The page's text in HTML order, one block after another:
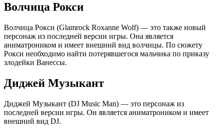
Волчица Рокси
Волчица Рокси (Glamrock Roxanne Wolf) — это также новый
персонаж из последней версии игры. Она является
аниматроником и имеет внешний вид волчицы. По сюжету
Рокси необходимо найти потерявшегося мальчика по приказу
злодейки Ванессы.
Диджей Музыкант
Диджей Музыкант (DJ Music Man) — это персонаж из
последней версии игры. Он является аниматроником и имеет
внешний вид DJ.